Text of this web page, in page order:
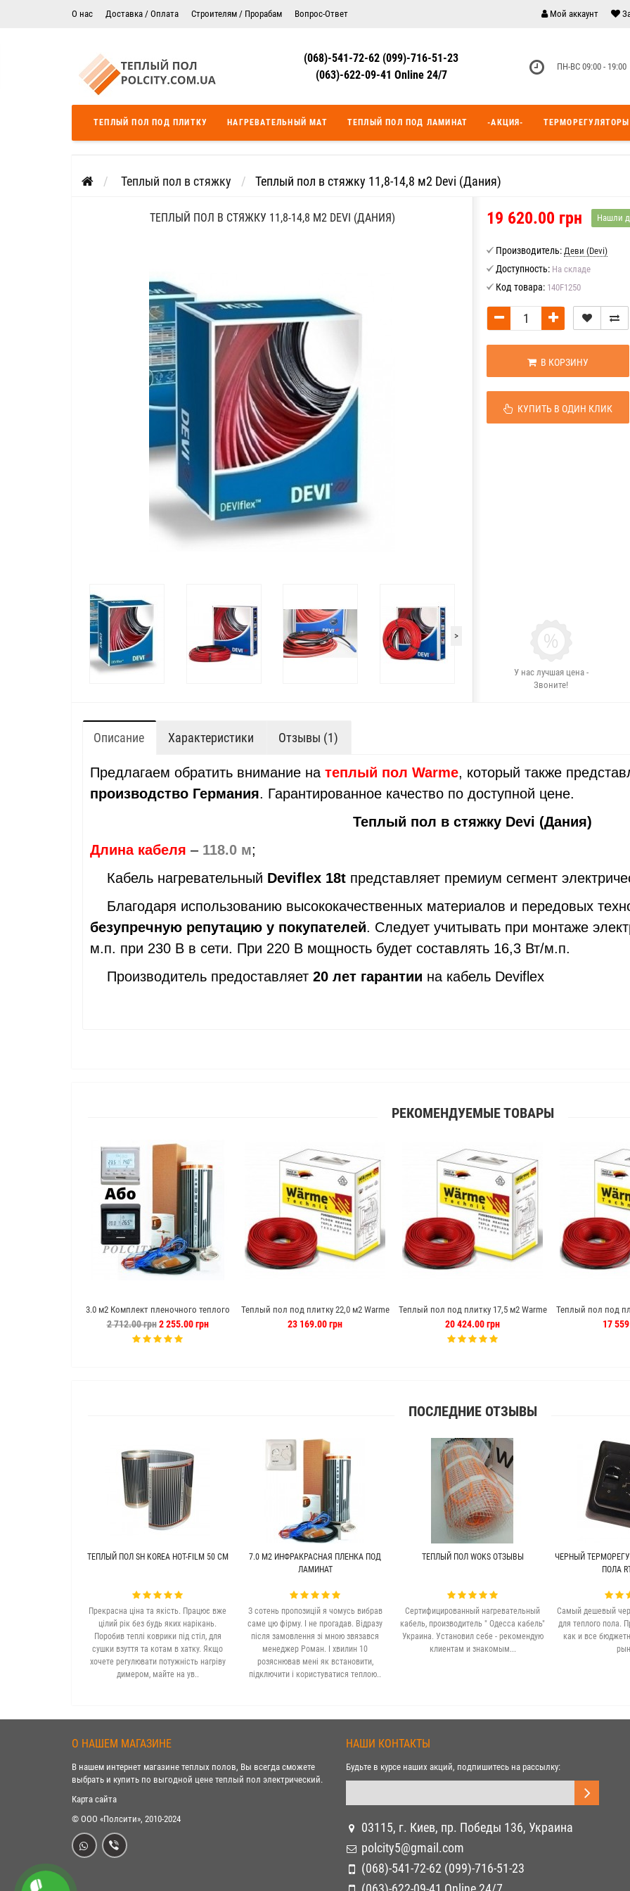
О нас Доставка / Оплата Строителям / Прорабам Вопрос-Ответ
Цены на монтаж теплого пола
Теплый пол в Днепропетровск
Теплый пол Одесса Теплый пол Черкассы
Мой аккаунт
(068)-541-72-62 (099)-716-51-23
(063)-622-09-41 Online 24/7
ПН-ВС 09:00 - 19:00
ТЕПЛЫЙ ПОЛ ПОД ПЛИТКУ НАГРЕВАТЕЛЬНЫЙ МАТ ТЕПЛЫЙ ПОЛ ПОД ЛАМИНАТ -АКЦИЯ- ТЕРМОРЕГУЛЯТОРЫ
Теплый пол в стяжку Теплый пол в стяжку 11,8-14,8 м2 Devi (Дания)
ТЕПЛЫЙ ПОЛ В СТЯЖКУ 11,8-14,8 М2 DEVI (ДАНИЯ)
>
19 620.00 грн Нашли
Производитель: Деви (Devi)
Доступность: На складе
Код товара: 140F1250
В КОРЗИНУ
КУПИТЬ В ОДИН КЛИК
У нас лучшая цена -
Звоните!
Описание Характеристики Отзывы (1)
Предлагаем обратить внимание на теплый пол Warme, который также
производство Германия. Гарантированное качество по доступной цене.
Теплый пол в стяжку Devi (Дания)
Длина кабеля – 118.0 м;
Кабель нагревательный Deviflex 18t представляет премиум сегмент
Благодаря использованию высококачественных материалов и передовых
безупречную репутацию у покупателей. Следует учитывать при монтаже
м.п. при 230 В в сети. При 220 В мощность будет составлять 16,3 Вт/м.п.
Производитель предоставляет 20 лет гарантии на кабель Deviflex
РЕКОМЕНДУЕМЫЕ ТОВАРЫ
3.0 м2 Комплект пленочного теплого
пола hot film теплый пол отзывы
2 712.00 грн2 255.00 грн
Теплый пол под плитку 22,0 м2 Warme
220 м кабель (Германия)
23 169.00 грн
Теплый пол под плитку 17,5 м2 Warme
175 м кабель (Германия)
20 424.00 грн
Теплый пол под
140 м17
ПОСЛЕДНИЕ ОТЗЫВЫ
ТЕПЛЫЙ ПОЛ SH KOREA HOT-FILM 50 СМ
Прекрасна ціна та якість. Працює вже
цілий рік без будь яких нарікань.
Поробив теплі коврики під стіл, для
сушки взуття та котам в хатку. Якщо
хочете регулювати потужність нагріву
димером, майте на ув..
7.0 М2 ИНФРАКРАСНАЯ ПЛЕНКА ПОД
ЛАМИНАТ
З сотень пропозицій я чомусь вибрав
саме цю фірму. І не прогадав. Відразу
після замовлення зі мною звязався
менеджер Роман. І хвилин 10
розяснював мені як встановити,
підключити і користуватися теплою..
ТЕПЛЫЙ ПОЛ WOKS ОТЗЫВЫ
Сертифицированный нагревательный
кабель, производитель " Одесса кабель"
Украина. Установил себе - рекомендую
клиентам и знакомым...
ЧЕРНЫЙ
ПОЛА
Самый дешевый
для теплого пола.
как и все
О НАШЕМ МАГАЗИНЕ
В нашем интернет магазине теплых полов, Вы всегда сможете
выбрать и купить по выгодной цене теплый пол электрический.
Карта сайта
© ООО «Полсити», 2010-2024
НАШИ КОНТАКТЫ
Будьте в курсе наших акций, подпишитесь на рассылку:
03115, г. Киев, пр. Победы 136, Украина
polcity5@gmail.com
(068)-541-72-62 (099)-716-51-23